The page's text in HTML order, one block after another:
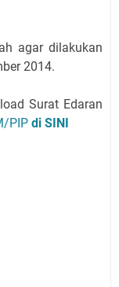
agar dilakukan
2014.
Surat Edaran
PIP di SINI